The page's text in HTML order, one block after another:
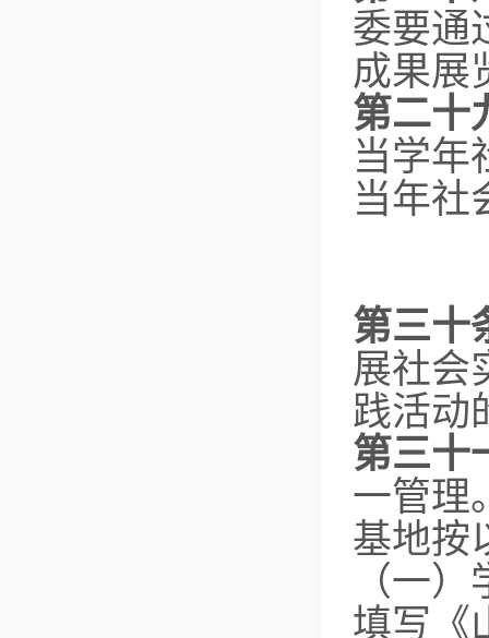
委要通
成果展
第二十
当学年
当年社
第三十
展社会
践活动
第三十
一管理
基地按
（一
填写《